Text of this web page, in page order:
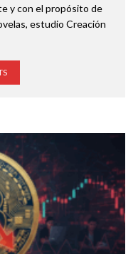
y con el propósito de
estudio Creación